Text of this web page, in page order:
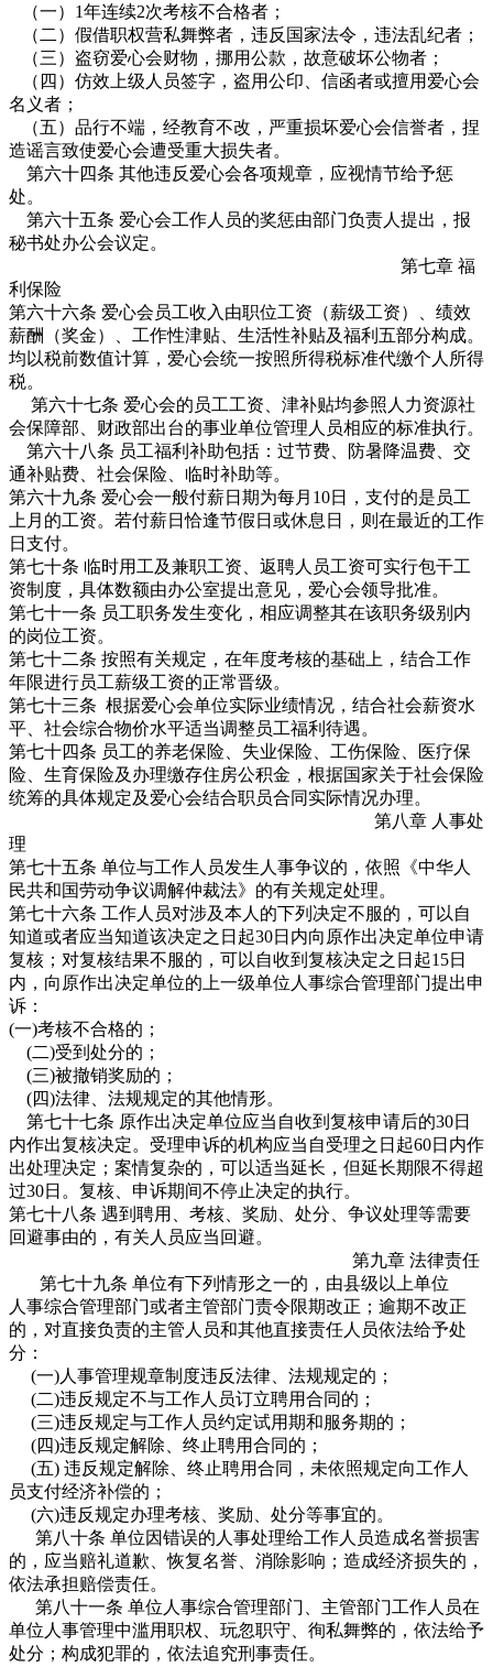
（一）1年连续2次考核不合格者；
（二）假借职权营私舞弊者，违反国家法令，违法乱纪者；
（三）盗窃爱心会财物，挪用公款，故意破坏公物者；
（四）仿效上级人员签字，盗用公印、信函者或擅用爱心会
名义者；
（五）品行不端，经教育不改，严重损坏爱心会信誉者，捏
造谣言致使爱心会遭受重大损失者。
第六十四条 其他违反爱心会各项规章，应视情节给予惩
处。
第六十五条 爱心会工作人员的奖惩由部门负责人提出，报
秘书处办公会议定。
第七章 福
利保险
第六十六条 爱心会员工收入由职位工资（薪级工资）、绩效
薪酬（奖金）、工作性津贴、生活性补贴及福利五部分构成。
均以税前数值计算，爱心会统一按照所得税标准代缴个人所得
税。
第六十七条 爱心会的员工工资、津补贴均参照人力资源社
会保障部、财政部出台的事业单位管理人员相应的标准执行。
第六十八条 员工福利补助包括：过节费、防暑降温费、交
通补贴费、社会保险、临时补助等。
第六十九条 爱心会一般付薪日期为每月10日，支付的是员工
上月的工资。若付薪日恰逢节假日或休息日，则在最近的工作
日支付。
第七十条 临时用工及兼职工资、返聘人员工资可实行包干工
资制度，具体数额由办公室提出意见，爱心会领导批准。
第七十一条 员工职务发生变化，相应调整其在该职务级别内
的岗位工资。
第七十二条 按照有关规定，在年度考核的基础上，结合工作
年限进行员工薪级工资的正常晋级。
第七十三条 根据爱心会单位实际业绩情况，结合社会薪资水
平、社会综合物价水平适当调整员工福利待遇。
第七十四条 员工的养老保险、失业保险、工伤保险、医疗保
险、生育保险及办理缴存住房公积金，根据国家关于社会保险
统筹的具体规定及爱心会结合职员合同实际情况办理。
第八章 人事处
理
第七十五条 单位与工作人员发生人事争议的，依照《中华人
民共和国劳动争议调解仲裁法》的有关规定处理。
第七十六条 工作人员对涉及本人的下列决定不服的，可以自
知道或者应当知道该决定之日起30日内向原作出决定单位申请
复核；对复核结果不服的，可以自收到复核决定之日起15日
内，向原作出决定单位的上一级单位人事综合管理部门提出申
诉：
(一)考核不合格的；
(二)受到处分的；
(三)被撤销奖励的；
(四)法律、法规规定的其他情形。
第七十七条 原作出决定单位应当自收到复核申请后的30日
内作出复核决定。受理申诉的机构应当自受理之日起60日内作
出处理决定；案情复杂的，可以适当延长，但延长期限不得超
过30日。复核、申诉期间不停止决定的执行。
第七十八条 遇到聘用、考核、奖励、处分、争议处理等需要
回避事由的，有关人员应当回避。
第九章 法律责任
第七十九条 单位有下列情形之一的，由县级以上单位
人事综合管理部门或者主管部门责令限期改正；逾期不改正
的，对直接负责的主管人员和其他直接责任人员依法给予处
分：
(一)人事管理规章制度违反法律、法规规定的；
(二)违反规定不与工作人员订立聘用合同的；
(三)违反规定与工作人员约定试用期和服务期的；
(四)违反规定解除、终止聘用合同的；
(五) 违反规定解除、终止聘用合同，未依照规定向工作人
员支付经济补偿的；
(六)违反规定办理考核、奖励、处分等事宜的。
第八十条 单位因错误的人事处理给工作人员造成名誉损害
的，应当赔礼道歉、恢复名誉、消除影响；造成经济损失的，
依法承担赔偿责任。
第八十一条 单位人事综合管理部门、主管部门工作人员在
单位人事管理中滥用职权、玩忽职守、徇私舞弊的，依法给予
处分；构成犯罪的，依法追究刑事责任。